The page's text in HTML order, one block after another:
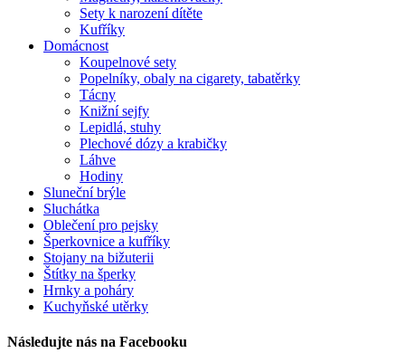
Sety k narození dítěte
Kufříky
Domácnost
Koupelnové sety
Popelníky, obaly na cigarety, tabatěrky
Tácny
Knižní sejfy
Lepidlá, stuhy
Plechové dózy a krabičky
Láhve
Hodiny
Sluneční brýle
Sluchátka
Oblečení pro pejsky
Šperkovnice a kufříky
Stojany na bižuterii
Štítky na šperky
Hrnky a poháry
Kuchyňské utěrky
Následujte nás na Facebooku